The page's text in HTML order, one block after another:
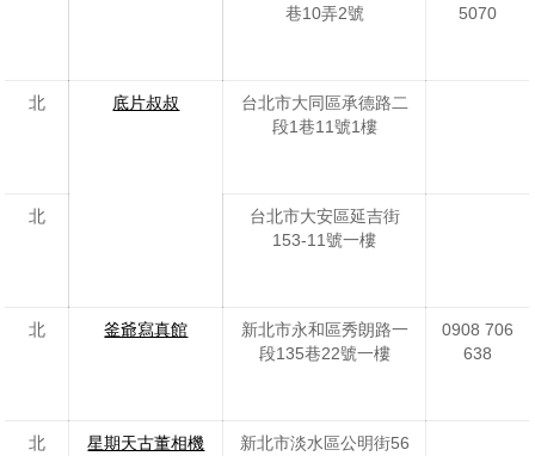
巷10弄2號
5070
北 底片叔叔
台北市大同區承德路二
段1巷11號1樓
北
台北市大安區延吉街
153-11號一樓
北 釜爺寫真館
新北市永和區秀朗路一
段135巷22號一樓
0908 706
638
北 星期天古董相機
新北市淡水區公明街56